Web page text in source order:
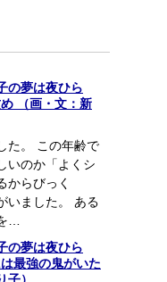
の夢は夜ひら
（画・文：新
た。 この年齢で
いのか「よくシ
からびっく
いました。 ある
…
の夢は夜ひら
強の鬼がいた